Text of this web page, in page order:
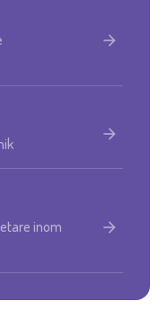
arrow_forward
arrow_forward
inom
arrow_forward